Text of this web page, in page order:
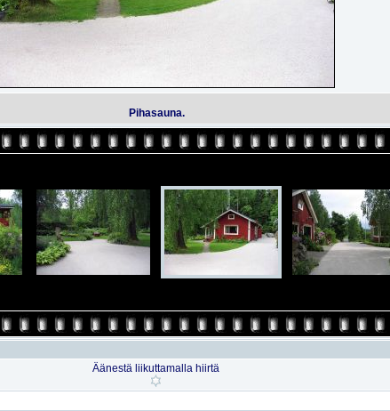
Pihasauna.
Äänestä liikuttamalla hiirtä